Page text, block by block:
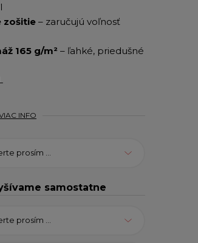
zošitie – zaručujú voľnosť
165 g/m² – ľahké, priedušné
INFO
prosím ...
samostatne
prosím ...